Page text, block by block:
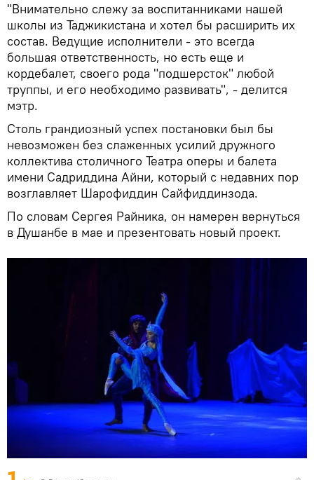
"Внимательно слежу за воспитанниками нашей
школы из Таджикистана и хотел бы расширить их
состав. Ведущие исполнители - это всегда
большая ответственность, но есть еще и
кордебалет, своего рода "подшерсток" любой
труппы, и его необходимо развивать", - делится
мэтр.
Столь грандиозный успех постановки был бы
невозможен без слаженных усилий дружного
коллектива столичного Театра оперы и балета
имени Садриддина Айни, который с недавних пор
возглавляет Шарофиддин Сайфиддинзода.
По словам Сергея Райника, он намерен вернуться
в Душанбе в мае и презентовать новый проект.